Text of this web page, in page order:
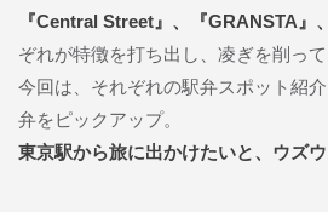
『Central Street』、『GRANSTA』
ぞれが特徴を打ち出し、凌ぎを削って
今回は、それぞれの駅弁スポット紹
弁をピックアップ。
東京駅から旅に出かけたいと、ウズウ